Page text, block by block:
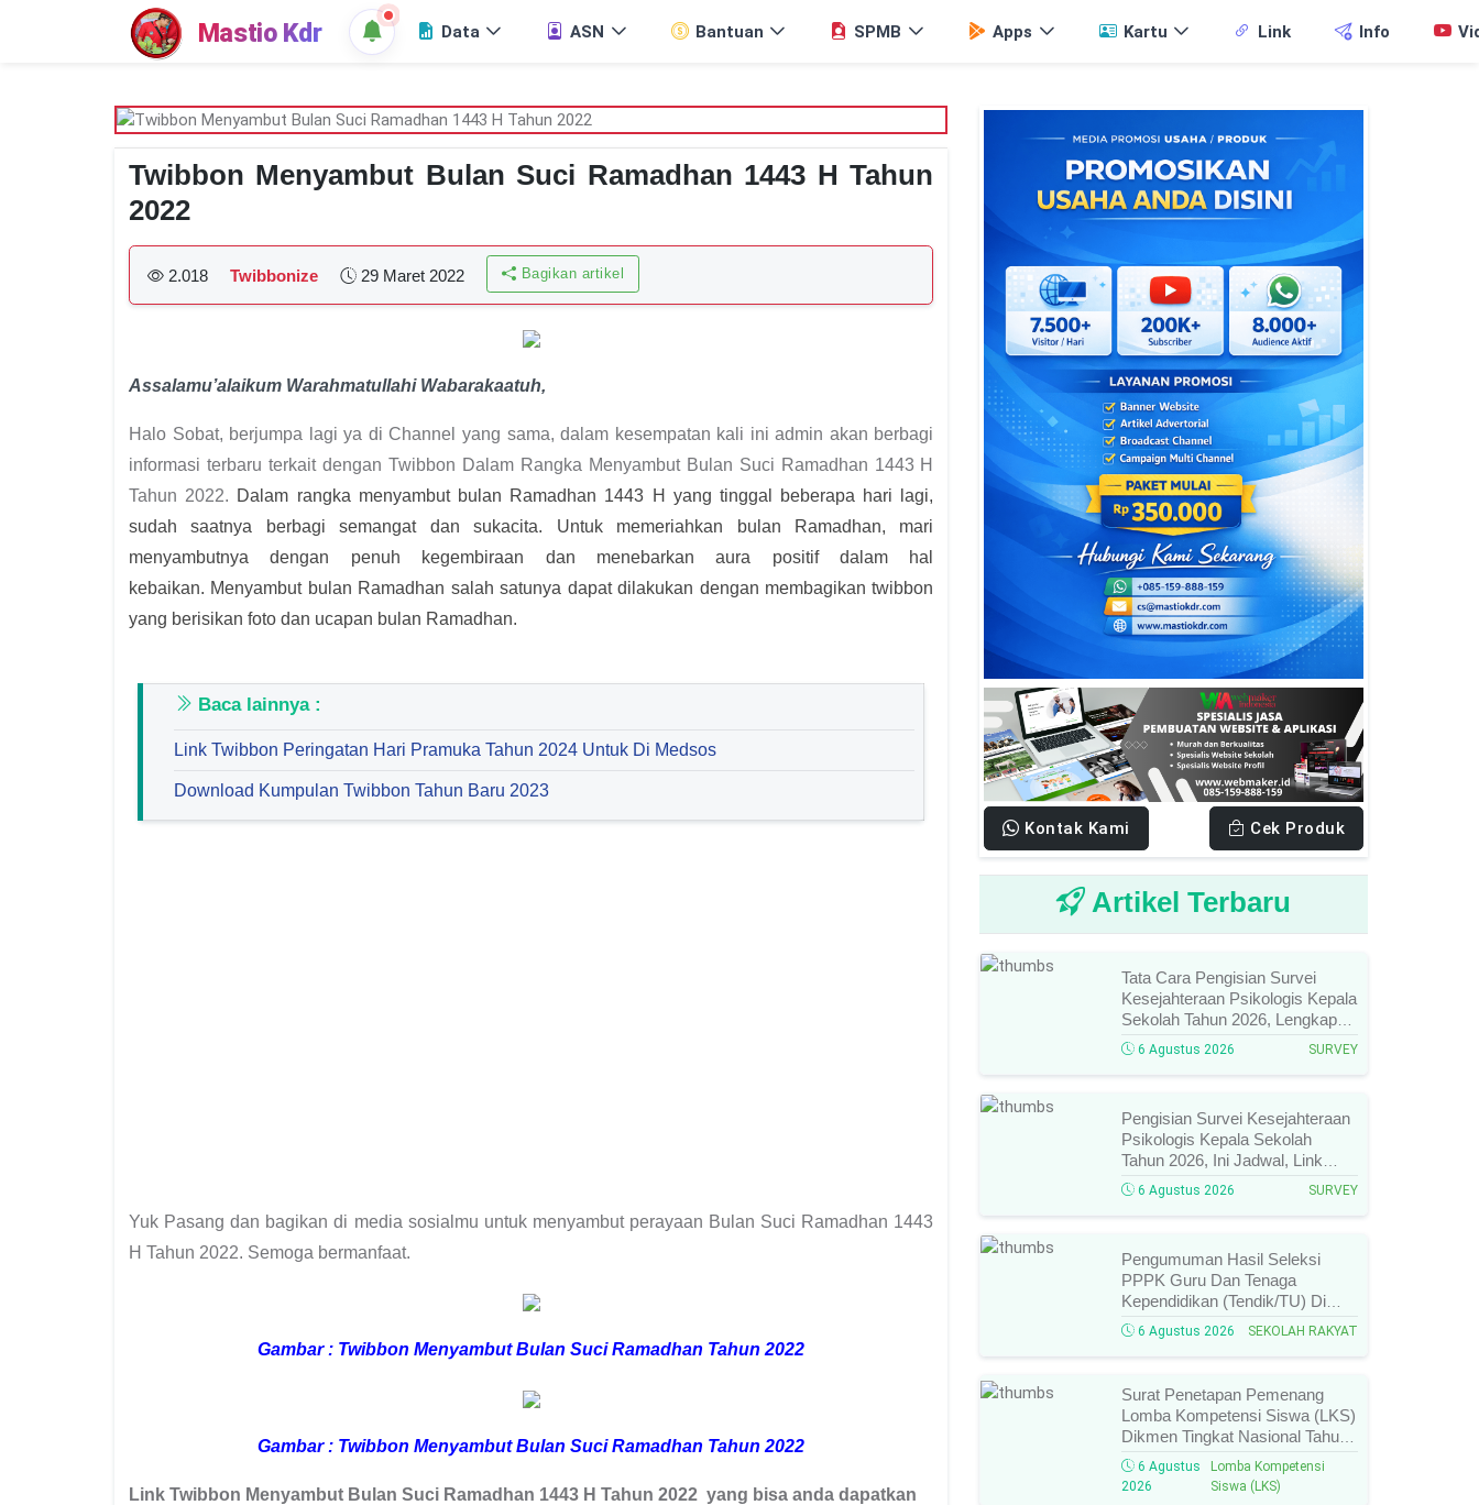
Mastio Kdr Data ASN Bantuan SPMB Apps Kartu Link Info
Twibbon Menyambut Bulan Suci Ramadhan 1443 H Tahun
2022
2.018 Twibbonize 29 Maret 2022 Bagikan artikel
Assalamu’alaikum Warahmatullahi Wabarakaatuh,
Halo Sobat, berjumpa lagi ya di Channel yang sama, dalam kesempatan kali ini admin akan berbagi
informasi terbaru terkait dengan Twibbon Dalam Rangka Menyambut Bulan Suci Ramadhan 1443 H
Tahun 2022. Dalam rangka menyambut bulan Ramadhan 1443 H yang tinggal beberapa hari lagi,
sudah saatnya berbagi semangat dan sukacita. Untuk memeriahkan bulan Ramadhan, mari
menyambutnya dengan penuh kegembiraan dan menebarkan aura positif dalam hal
kebaikan. Menyambut bulan Ramadhan salah satunya dapat dilakukan dengan membagikan twibbon
yang berisikan foto dan ucapan bulan Ramadhan.
Baca lainnya :
Link Twibbon Peringatan Hari Pramuka Tahun 2024 Untuk Di Medsos
Download Kumpulan Twibbon Tahun Baru 2023
Yuk Pasang dan bagikan di media sosialmu untuk menyambut perayaan Bulan Suci Ramadhan 1443
H Tahun 2022. Semoga bermanfaat.
Gambar : Twibbon Menyambut Bulan Suci Ramadhan Tahun 2022
Gambar : Twibbon Menyambut Bulan Suci Ramadhan Tahun 2022
Link Twibbon Menyambut Bulan Suci Ramadhan 1443 H Tahun 2022 yang bisa anda dapatkan
Kontak Kami Cek Produk
Artikel Terbaru
Tata Cara Pengisian Survei
Kesejahteraan Psikologis Kepala
Sekolah Tahun 2026, Lengkap
Link Resmi, Jadwal, Panduan,
Dan Hal Yang Wajib
Diperhatikan!
6 Agustus 2026 SURVEY
Pengisian Survei Kesejahteraan
Psikologis Kepala Sekolah
Tahun 2026, Ini Jadwal, Link
Resmi, Cara Pengisian, Dan
Ketentuan Lengkapnya!
6 Agustus 2026 SURVEY
Pengumuman Hasil Seleksi
PPPK Guru Dan Tenaga
Kependidikan (Tendik/TU) Di
Sekolah Rakyat Tahun 2026
Lingkungan Kementerian Sosial
RI, Ini Daftar Nama Peserta
Yang Lolos!
6 Agustus 2026 SEKOLAH RAKYAT
Surat Penetapan Pemenang
Lomba Kompetensi Siswa (LKS)
Dikmen Tingkat Nasional Tahun
2026 Resmi Terbit, Ini Daftar
Lengkap Nama Juara Dan
6 Agustus
2026
Lomba Kompetensi
Siswa (LKS)